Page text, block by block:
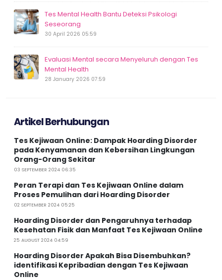
Tes Mental Health Bantu Deteksi Psikologi
Seseorang
30 April 2026 05:59
Evaluasi Mental secara Menyeluruh dengan Tes
Mental Health
28 January 2026 07:59
Artikel Berhubungan
Tes Kejiwaan Online: Dampak Hoarding Disorder
pada Kenyamanan dan Kebersihan Lingkungan
Orang-Orang Sekitar
03 SEPTEMBER 2024 06:35
Peran Terapi dan Tes Kejiwaan Online dalam
Proses Pemulihan dari Hoarding Disorder
02 SEPTEMBER 2024 05:25
Hoarding Disorder dan Pengaruhnya terhadap
Kesehatan Fisik dan Manfaat Tes Kejiwaan Online
25 AUGUST 2024 04:59
Hoarding Disorder Apakah Bisa Disembuhkan?
identifikasi Kepribadian dengan Tes Kejiwaan
Online